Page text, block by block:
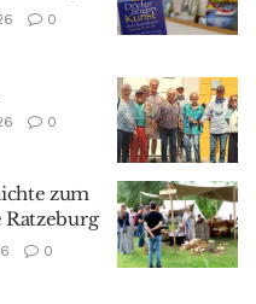
0
0
zum
Ratzeburg
0